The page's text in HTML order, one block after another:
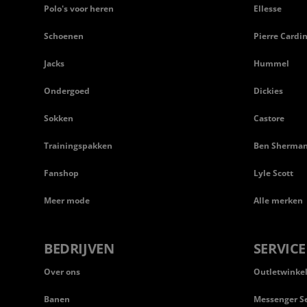
Polo's voor heren
Schoenen
Jacks
Ondergoed
Sokken
Trainingspakken
Fanshop
Meer mode
Ellesse
Pierre Cardin
Hummel
Dickies
Castore
Ben
Lyle Scott
Alle merken
BEDRIJVEN
Over ons
Banen
SERVICE
Messenger